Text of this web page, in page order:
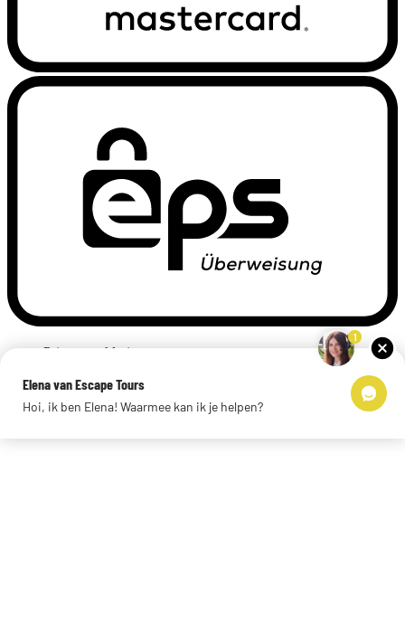
Privacyverklaring
Links
© 2026 Escape Tours
1
Elena van Escape Tours
Hoi, ik ben Elena! Waarmee kan ik je helpen?